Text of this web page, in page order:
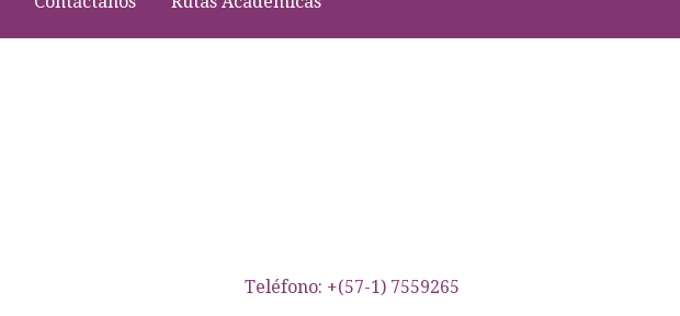
Teléfono: +(57-1) 7559265